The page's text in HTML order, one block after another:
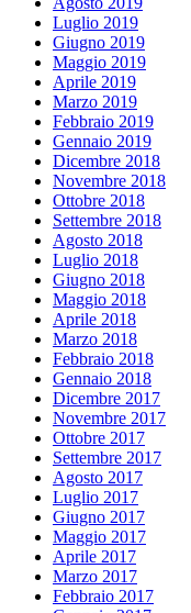
Luglio 2019
Giugno 2019
Maggio 2019
Aprile 2019
Marzo 2019
Febbraio 2019
Gennaio 2019
Dicembre 2018
Novembre 2018
Ottobre 2018
Settembre 2018
Agosto 2018
Luglio 2018
Giugno 2018
Maggio 2018
Aprile 2018
Marzo 2018
Febbraio 2018
Gennaio 2018
Dicembre 2017
Novembre 2017
Ottobre 2017
Settembre 2017
Agosto 2017
Luglio 2017
Giugno 2017
Maggio 2017
Aprile 2017
Marzo 2017
Febbraio 2017